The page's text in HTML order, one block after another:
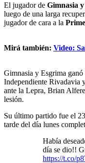
El jugador de Gimnasia
luego de una larga
jugador de cara a la
Mirá también: Video:
Gimnasia y Esgrima
Independiente Rivadavia
ante la Lepra, Brian
lesión.
Su último partido fue el
tarde del día lunes
Había
día se dio!!
https://t.co/